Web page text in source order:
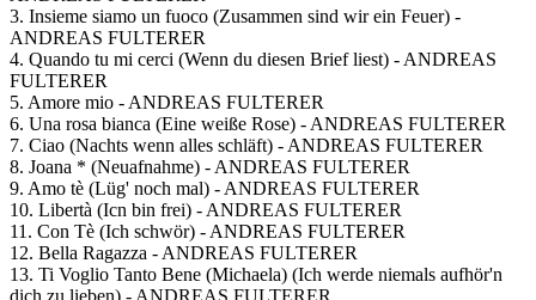
3. Insieme siamo un fuoco (Zusammen sind wir ein Feuer) -
ANDREAS FULTERER
4. Quando tu mi cerci (Wenn du diesen Brief liest) - ANDREAS
FULTERER
5. Amore mio - ANDREAS FULTERER
6. Una rosa bianca (Eine weiße Rose) - ANDREAS FULTERER
7. Ciao (Nachts wenn alles schläft) - ANDREAS FULTERER
8. Joana * (Neuafnahme) - ANDREAS FULTERER
9. Amo tè (Lüg' noch mal) - ANDREAS FULTERER
10. Libertà (Icn bin frei) - ANDREAS FULTERER
11. Con Tè (Ich schwör) - ANDREAS FULTERER
12. Bella Ragazza - ANDREAS FULTERER
13. Ti Voglio Tanto Bene (Michaela) (Ich werde niemals aufhör'n